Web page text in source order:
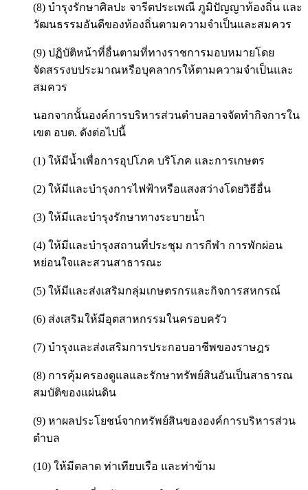
(8) บำรุงรักษาศิลปะ จารีตประเพณี ภูมิปัญญาท้องถิ่น และ
วัฒนธรรมอันดีของท้องถิ่นตามความจำเป็นและสมควร
(9) ปฏิบัติหน้าที่อื่นตามที่ทางราชการมอบหมายโดย
จัดสรรงบประมาณหรือบุคลากรให้ตามความจำเป็นและ
สมควร
นอกจากนั้นองค์การบริหารส่วนตำบลอาจจัดทำกิจการใน
เขต อบต. ดังต่อไปนี้
(1) ให้มีน้ำเพื่อการอุปโภค บริโภค และการเกษตร
(2) ให้มีและบำรุงการไฟฟ้าหรือแสงสว่างโดยวิธีอื่น
(3) ให้มีและบำรุงรักษาทางระบายน้ำ
(4) ให้มีและบำรุงสถานที่ประชุม การกีฬา การพักผ่อน
หย่อนใจและสวนสาธารณะ
(5) ให้มีและส่งเสริมกลุ่มเกษตรกรและกิจการสหกรณ์
(6) ส่งเสริมให้มีอุตสาหกรรมในครอบครัว
(7) บำรุงและส่งเสริมการประกอบอาชีพของราษฎร
(8) การคุ้มครองดูแลและรักษาทรัพย์สินอันเป็นสาธารณ
สมบัติของแผ่นดิน
(9) หาผลประโยชน์จากทรัพย์สินขององค์การบริหารส่วน
ตำบล
(10) ให้มีตลาด ท่าเทียบเรือ และท่าข้าม